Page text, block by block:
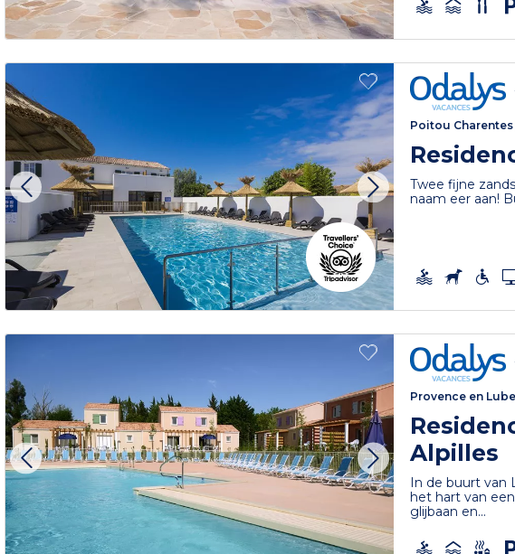
Poitou Charentes
Twee fijne
naam eer aan!
Provence en
Alpilles
In de buurt van
het hart van
glijbaan en...